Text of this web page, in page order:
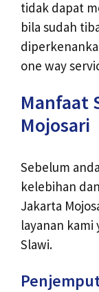
tidak dapat
bila sudah
one way
Manfaat
Mojosari
Sebelum
kelebihan
Jakarta
layanan kami
Slawi.